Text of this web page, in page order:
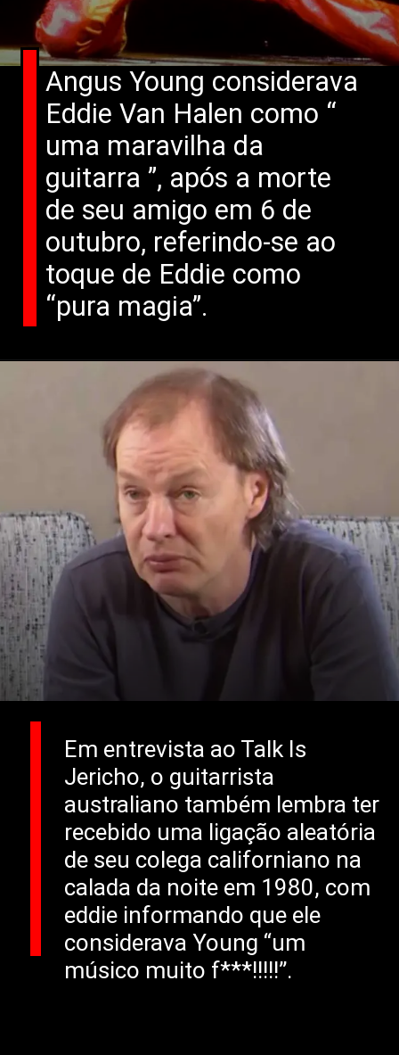
Angus Young considerava
Eddie Van Halen como “
uma maravilha da
guitarra ”, após a morte
de seu amigo em 6 de
outubro, referindo-se ao
toque de Eddie como
“pura magia”.
Em entrevista ao Talk Is
Jericho, o guitarrista
australiano também lembra ter
recebido uma ligação aleatória
de seu colega californiano na
calada da noite em 1980, com
eddie informando que ele
considerava Young “um
músico muito f***!!!!!”.